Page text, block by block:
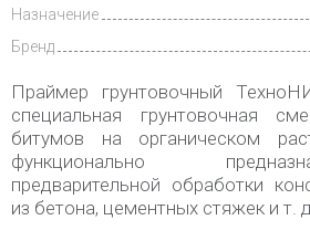
Назначение
Бренд
Праймер грунтовочный
специальная грунтовочная
битумов на органическом
функционально
предварительной обработки
из бетона, цементных стяжек и т.